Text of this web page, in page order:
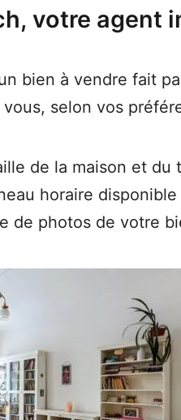
votre agent
bien à vendre fait
selon vos
de la maison et du
horaire
de photos de votre